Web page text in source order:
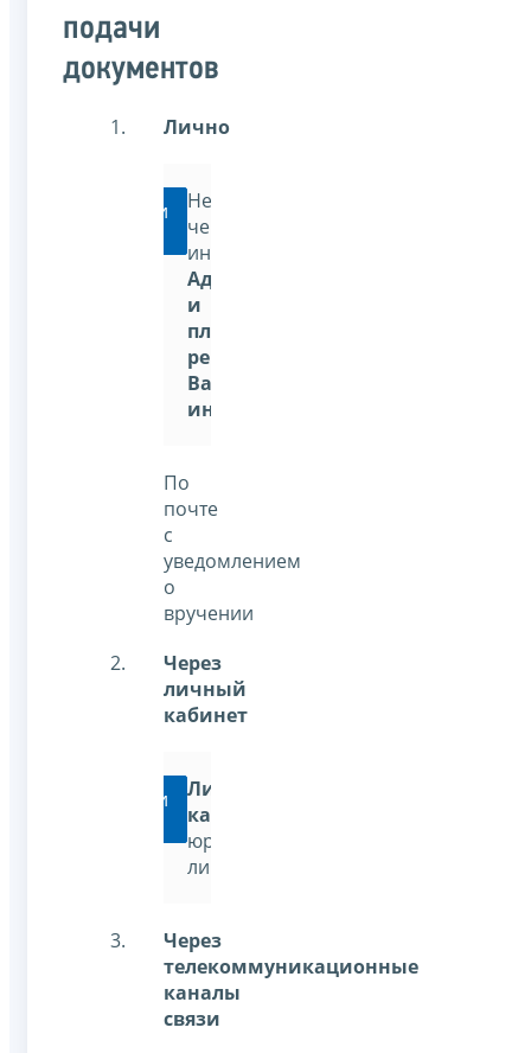
подачи
документов
Лично
Перейти
Непосредственно
через
инспекцию:
Адрес
и
платежные
реквизиты
Вашей
инспекции
По
почте
с
уведомлением
о
вручении
Через
личный
кабинет
Перейти
Личный
кабинет
юридического
лица
Через
телекоммуникационные
каналы
связи